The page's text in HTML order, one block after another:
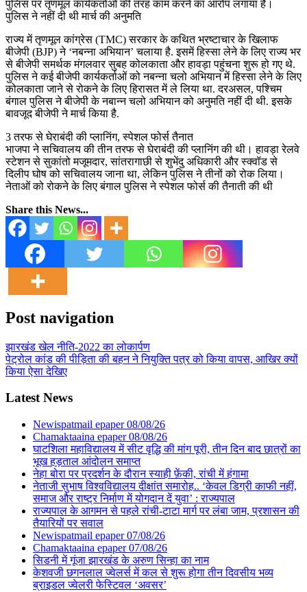
पुलिस पर तृणमूल कार्यकर्ताओं की तरह काम करने का आरोप लगाया है।
पुलिस ने नहीं दी थी मार्च की अनुमति
राज्य में तृणमूल कांग्रेस (TMC) सरकार के कथित भ्रष्टाचार के खिलाफ
बीजेपी (BJP) ने ‘नबन्ना अभियान’ चलाया है. इसमें हिस्सा लेने के लिए राज्य भर
से बीजेपी समर्थक मंगलवार सुबह कोलकाता और हावड़ा पहुंचना शुरू हो गए थे.
पुलिस ने कई बीजेपी कार्यकर्ताओं को नबन्ना चलो अभियान में हिस्सा लेने के लिए
कोलकाता जाने से रोकने के लिए हिरासत में ले लिया था. दरअसल, पश्चिम
बंगाल पुलिस ने बीजेपी के नबान्न चलो अभियान को अनुमति नहीं दी थी. इसके
बावजूद बीजेपी ने मार्च किया है.
3 तरफ से घेराबंदी की प्लानिंग, स्पेशल फोर्स तैनात
भाजपा ने सचिवालय की तीन तरफ से घेराबंदी की प्लानिंग की थी। हावड़ा रेलवे
स्टेशन से सुकांतो मजूमदार, सांतरागाछी से शुभेंदु अधिकारी और स्क्वॉड से
दिलीप घोष को सचिवालय जाना था, लेकिन पुलिस ने तीनों को रोक लिया।
नेताओं को रोकने के लिए बंगाल पुलिस ने स्पेशल फोर्स की तैनाती की थी
Share this News...
Post navigation
झारखंड खेल नीति-2022 का लोकार्पण
पेट्रोल कांड की पीड़िता की बहन ने नियुक्ति पत्र को किया वापस, आखिर क्यों
किया ऐसा देखिए
Latest News
Newispatmail epaper 08/08/26
Chamaktaaina epaper 08/08/26
घाटशिला महाविद्यालय में सीट वृद्धि की मांग पूरी, तीन दिन बाद छात्रों का
भूख हड़ताल आंदोलन समाप्त
नेहा बोरा पर प्रदर्शन के दौरान स्याही फ़ेंकी, रांची में हंगामा
नेताजी सुभाष विश्वविद्यालय दीक्षांत समारोह.. ‘केवल डिग्री काफी नहीं,
समाज और राष्ट्र निर्माण में योगदान दें युवा’ : राज्यपाल
राज्यपाल के आगमन से पहले रांची-टाटा मार्ग पर लंबा जाम, प्रशासन की
तैयारियों पर सवाल
Newispatmail epaper 07/08/26
Chamaktaaina epaper 07/08/26
सिडनी में गूंजा झारखंड के अरुण सिन्हा का नाम
केशवजी छगनलाल ज्वेलर्स में कल से शुरू होगा तीन दिवसीय भव्य
ब्राइडल ज्वेलरी फेस्टिवल ‘अवसर’